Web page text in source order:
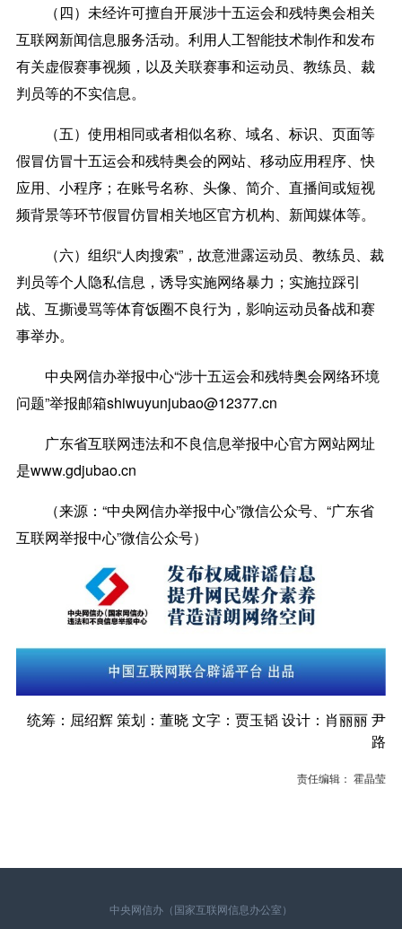
（四）未经许可擅自开展涉十五运会和残特奥会相关
互联网新闻信息服务活动。利用人工智能技术制作和发布
有关虚假赛事视频，以及关联赛事和运动员、教练员、裁
判员等的不实信息。
（五）使用相同或者相似名称、域名、标识、页面等
假冒仿冒十五运会和残特奥会的网站、移动应用程序、快
应用、小程序；在账号名称、头像、简介、直播间或短视
频背景等环节假冒仿冒相关地区官方机构、新闻媒体等。
（六）组织“人肉搜索”，故意泄露运动员、教练员、裁
判员等个人隐私信息，诱导实施网络暴力；实施拉踩引
战、互撕谩骂等体育饭圈不良行为，影响运动员备战和赛
事举办。
中央网信办举报中心“涉十五运会和残特奥会网络环境
问题”举报邮箱shiwuyunjubao@12377.cn
广东省互联网违法和不良信息举报中心官方网站网址
是www.gdjubao.cn
（来源：“中央网信办举报中心”微信公众号、“广东省
互联网举报中心”微信公众号）
统筹：屈绍辉 策划：董晓 文字：贾玉韬 设计：肖丽丽 尹
路
责任编辑： 霍晶莹
中央网信办（国家互联网信息办公室）